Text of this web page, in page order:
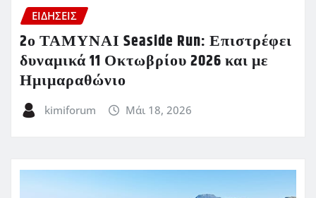
ΕΙΔΗΣΕΙΣ
2ο ΤΑΜΥΝΑΙ Seaside Run: Επιστρέφει
δυναμικά 11 Οκτωβρίου 2026 και με
Ημιμαραθώνιο
kimiforum Μάι 18, 2026